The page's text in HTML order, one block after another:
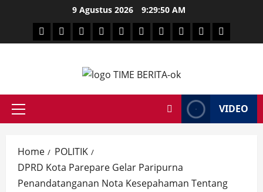
content
9 Agustus 2026 9:29:51 AM
HEADLINE
PARESULSELBAR
POLITIKHUKRIMNASIONAL
PENKESSPORTAINMENT
DUNIAMEDSOS
Primary
VIDEO
Home
POLITIK
DPRD Kota Parepare Gelar Paripurna
Penandatanganan Nota Kesepahaman Tentang